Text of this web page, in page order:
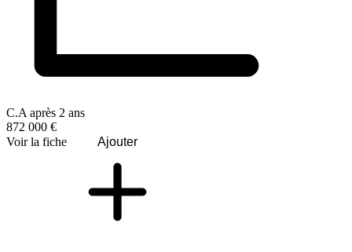
C.A après 2 ans
872 000 €
Voir la fiche
Ajouter